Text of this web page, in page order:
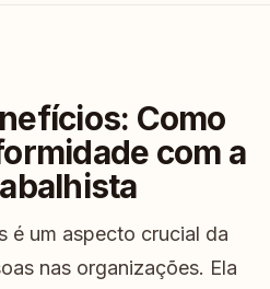
Como
com a
é um aspecto crucial da
nas organizações. Ela